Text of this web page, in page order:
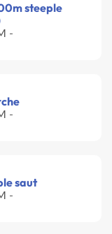
steeple
-
-
saut
-